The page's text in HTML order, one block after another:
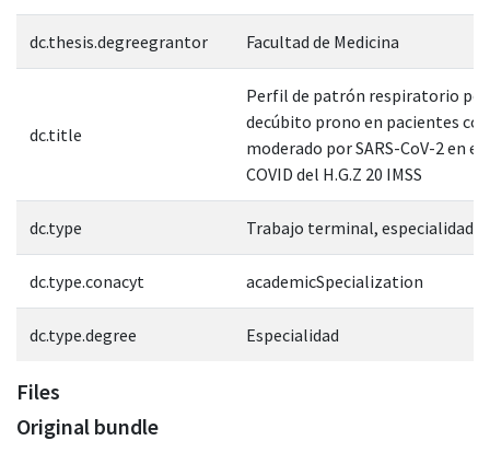
dc.thesis.degreegrantor Facultad de Medicina
dc.title
Perfil de patrón respiratorio
decúbito prono en pacientes
moderado por SARS-CoV-2 en el
COVID del H.G.Z 20 IMSS
dc.type Trabajo terminal, especialidad
dc.type.conacyt academicSpecialization
dc.type.degree Especialidad
Files
Original bundle